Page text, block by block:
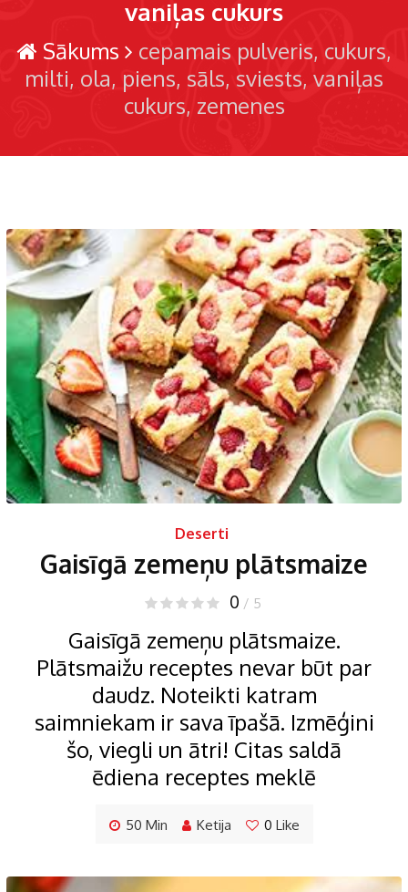
vaniļas cukurs
Sākums cepamais pulveris cukurs
milti ola piens sāls sviests vaniļas
cukurs zemenes
Deserti
Gaisīgā zemeņu plātsmaize
0 / 5
Gaisīgā zemeņu plātsmaize.
Plātsmaižu receptes nevar būt par
daudz. Noteikti katram
saimniekam ir sava īpašā. Izmēģini
šo, viegli un ātri! Citas saldā
ēdiena receptes meklē
50 Min Ketija 0 Like